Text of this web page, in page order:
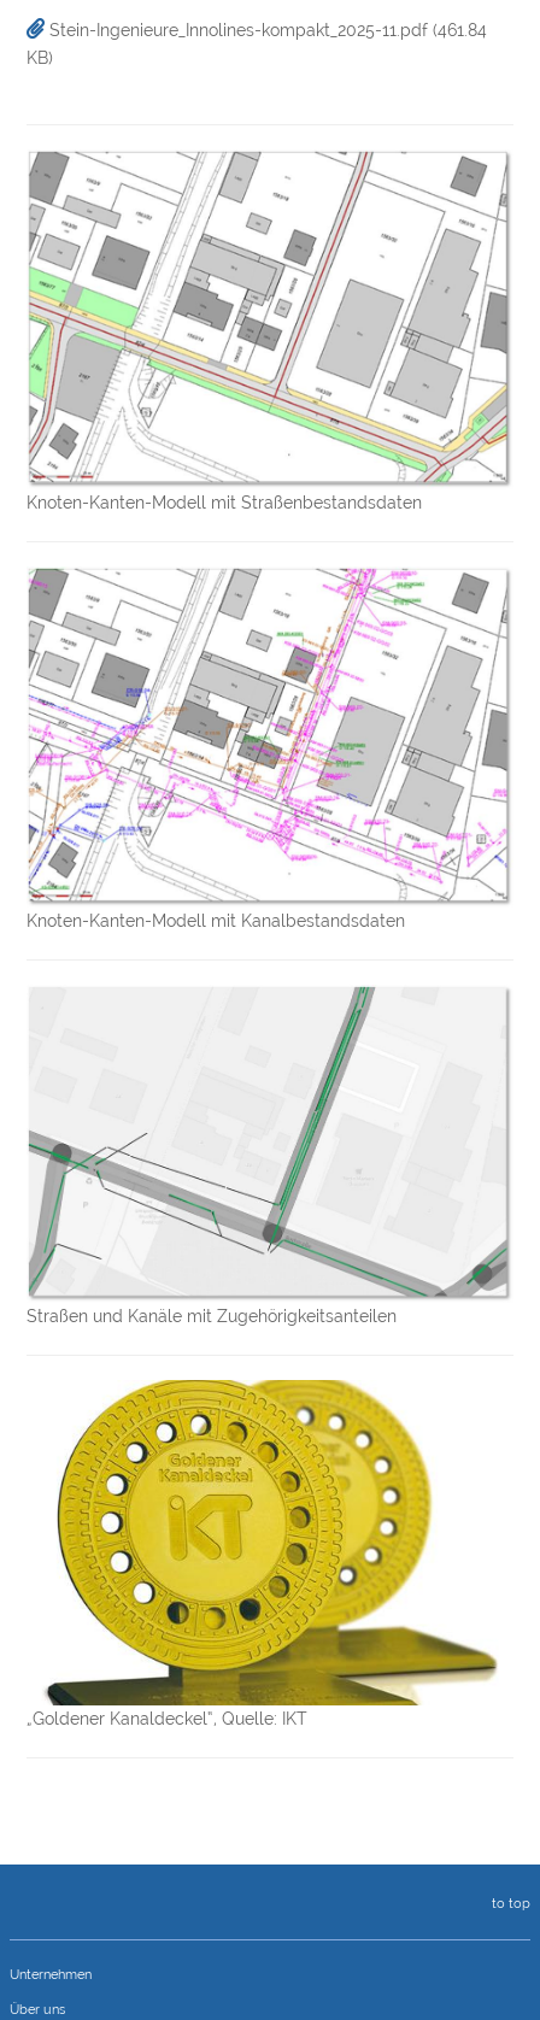
Stein-Ingenieure_Innolines-kompakt_2025-11.pdf (461.84
KB)
Knoten-Kanten-Modell mit Straßenbestandsdaten
Knoten-Kanten-Modell mit Kanalbestandsdaten
Straßen und Kanäle mit Zugehörigkeitsanteilen
„Goldener Kanaldeckel“, Quelle: IKT
to top
Unternehmen
Über uns